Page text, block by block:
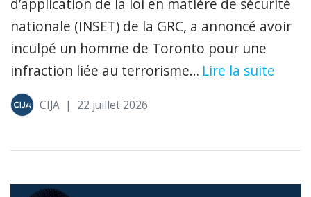
d’application de la loi en matière de sécurité
nationale (INSET) de la GRC, a annoncé avoir
inculpé un homme de Toronto pour une
infraction liée au terrorisme… Lire la suite
CIJA | 22 juillet 2026